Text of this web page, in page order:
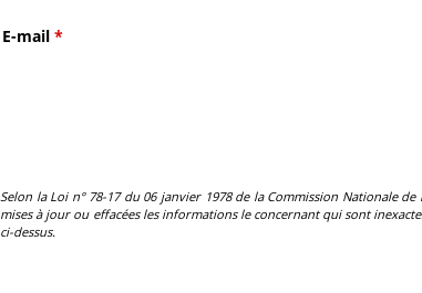
E-mail *
Selon la Loi n° 78-17 du 06 janvier 1978 de la Commission Nationale
mises à jour ou effacées les informations le concernant qui sont
ci-dessus.